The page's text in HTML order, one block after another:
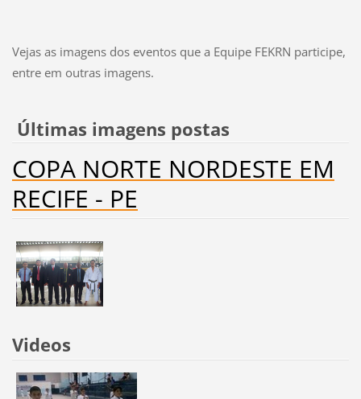
Vejas as imagens dos eventos que a Equipe FEKRN participe,
entre em outras imagens.
Últimas imagens postas
COPA NORTE NORDESTE EM
RECIFE - PE
Videos